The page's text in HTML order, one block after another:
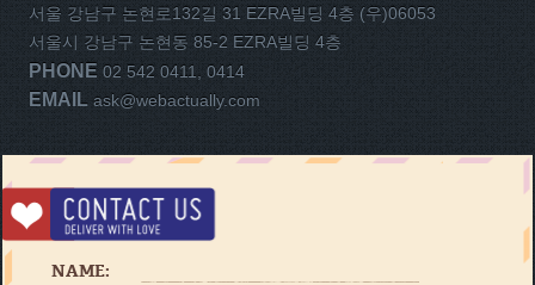
서울 강남구 논현로132길 31 EZRA빌딩 4층 (우)06053
서울시 강남구 논현동 85-2 EZRA빌딩 4층
PHONE 02 542 0411, 0414
EMAIL ask@webactually.com
NAME: